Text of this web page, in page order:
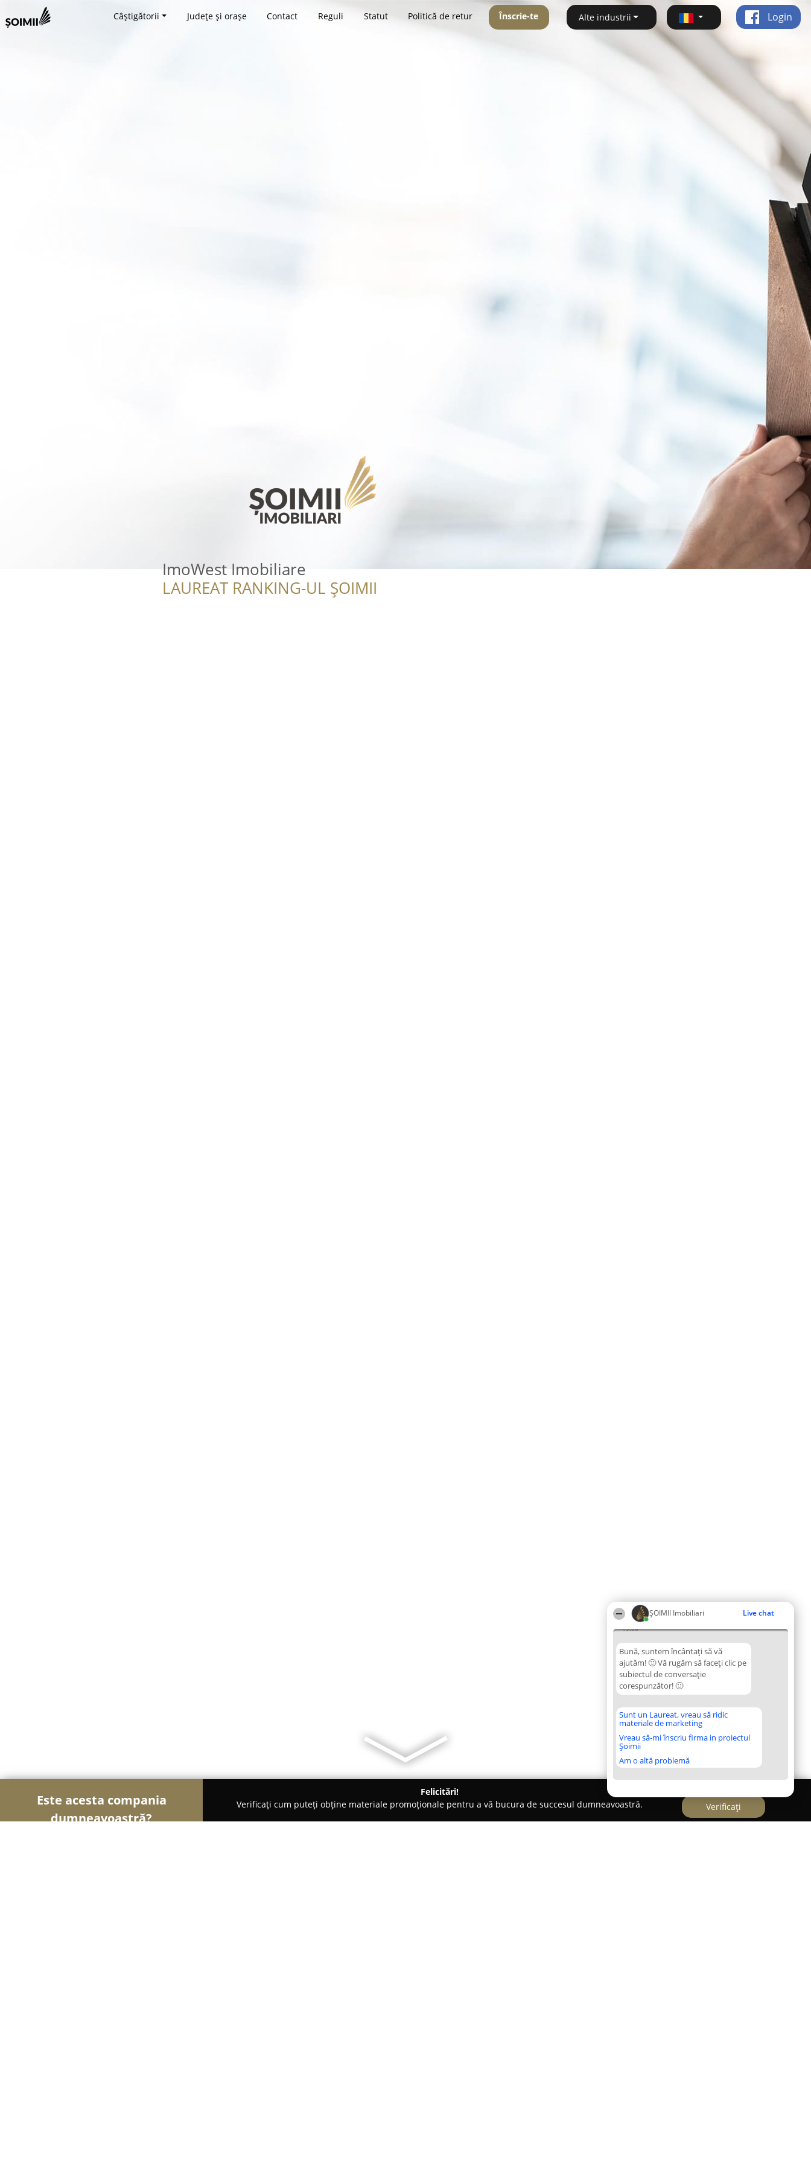
ȘOIMII Imobiliari Live chat
19:00
Bună, suntem încântați să vă
ajutăm! 🙂 Vă rugăm să faceți clic pe
subiectul de conversație
corespunzător! 🙂
Sunt un Laureat, vreau să ridic
materiale de marketing
Vreau să-mi înscriu firma in proiectul
Șoimii
Am o altă problemă
Câștigătorii Județe și orașe Contact Reguli Statut Politică de retur Înscrie-te Alte industrii Login
ImoWest Imobiliare
LAUREAT RANKING-UL ȘOIMII
Este acesta compania
dumneavoastră?
Felicitări!
Verificați cum puteți obține materiale promoționale pentru a vă bucura de succesul dumneavoastră.
Verificați